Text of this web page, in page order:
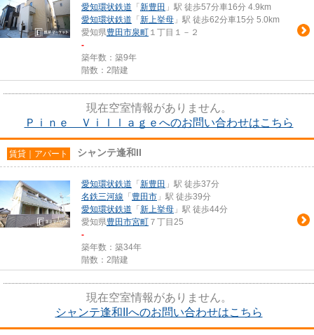
愛知環状鉄道 「 新豊田 」駅 徒歩57分車16分 4.9km
愛知環状鉄道 「 新上挙母 」駅 徒歩62分車15分 5.0km
愛知県豊田市泉町 １丁目１－２
-
築年数：築9年
階数：2階建
現在空室情報がありません。
Ｐｉｎｅ Ｖｉｌｌａｇｅへのお問い合わせはこちら
賃貸｜アパート シャンテ逢和II
愛知環状鉄道 「 新豊田 」駅 徒歩37分
名鉄三河線 「 豊田市 」駅 徒歩39分
愛知環状鉄道 「 新上挙母 」駅 徒歩44分
愛知県豊田市宮町 ７丁目25
-
築年数：築34年
階数：2階建
現在空室情報がありません。
シャンテ逢和IIへのお問い合わせはこちら